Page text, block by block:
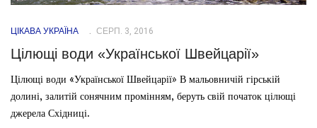
ЦІКАВА УКРАЇНА СЕРП. 3, 2016
Цілющі води «Української Швейцарії»
Цілющі води «Української Швейцарії» В мальовничій гірській
долині, залитій сонячним промінням, беруть свій початок цілющі
джерела Східниці.